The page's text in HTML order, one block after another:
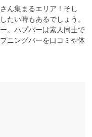
ん集まるエリア！そし
たい時もあるでしょう。
。ハプバーは素人同士で
ニングバーを口コミや体